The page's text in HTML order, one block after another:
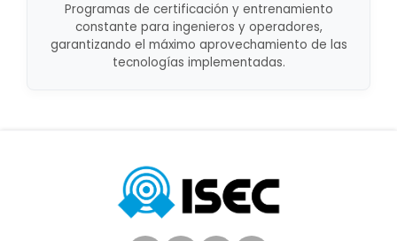
Programas de certificación y entrenamiento
constante para ingenieros y operadores,
garantizando el máximo aprovechamiento de las
tecnologías implementadas.